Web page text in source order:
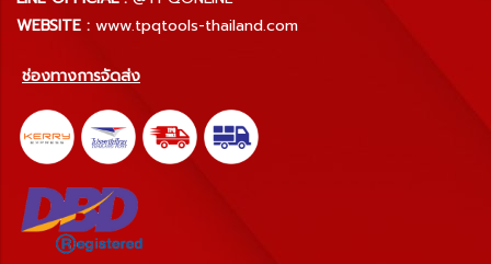
WEBSITE : www.tpqtools-thailand.com
ช่องทางการจัดส่ง